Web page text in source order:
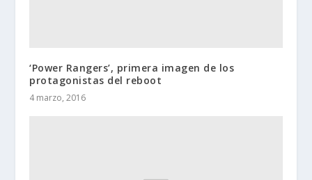
‘Power Rangers’, primera imagen de los
protagonistas del reboot
4 marzo, 2016